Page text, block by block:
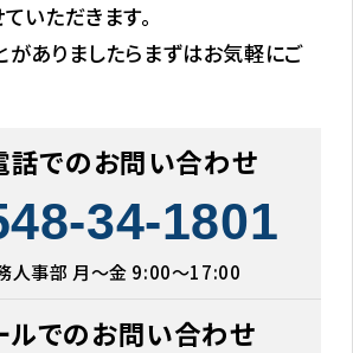
いただきます。
がありましたらまずはお気軽にご
話でのお問い合わせ
34-1801
人事部 月〜金 9:00〜17:00
ルでのお問い合わせ